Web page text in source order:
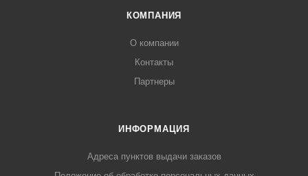
КОМПАНИЯ
О компании
Контакты
Партнеры
ИНФОРМАЦИЯ
Адреса пунктов выдачи заказов